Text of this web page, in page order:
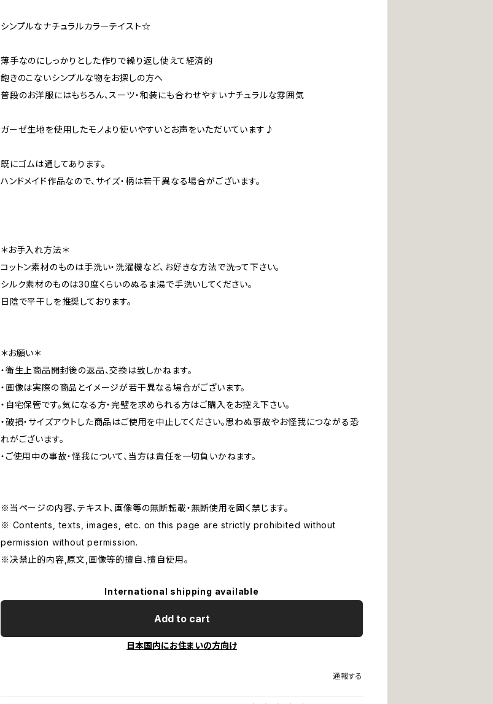
シンプルなナチュラルカラーテイスト☆
薄手なのにしっかりとした作りで繰り返し使えて経済的
飽きのこないシンプルな物をお探しの方へ
普段のお洋服にはもちろん、スーツ・和装にも合わせやすいナチュラルな雰囲気
ガーゼ生地を使用したモノより使いやすいとお声をいただいています♪
既にゴムは通してあります。
ハンドメイド作品なので、サイズ・柄は若干異なる場合がございます。
＊お手入れ方法＊
コットン素材のものは手洗い・洗濯機など、お好きな方法で洗って下さい。
シルク素材のものは30度くらいのぬるま湯で手洗いしてください。
日陰で平干しを推奨しております。
＊お願い＊
・衛生上商品開封後の返品、交換は致しかねます。
・画像は実際の商品とイメージが若干異なる場合がございます。
・自宅保管です。気になる方・完璧を求められる方はご購入をお控え下さい。
・破損・サイズアウトした商品はご使用を中止してください。思わぬ事故やお怪我につながる恐
れがございます。
・ご使用中の事故・怪我について、当方は責任を一切負いかねます。
※当ページの内容、テキスト、画像等の無断転載・無断使用を固く禁じます。
※ Contents, texts, images, etc. on this page are strictly prohibited without
permission without permission.
※决禁止的内容,原文,画像等的擅自、擅自使用。
International shipping available
Add to cart
日本国内にお住まいの方向け
通報する